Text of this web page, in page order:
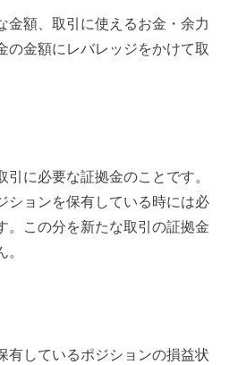
金額、取引に使えるお金・余力
の金額にレバレッジをかけて取
に必要な証拠金のことです。
ションを保有している時には必
。この分を新たな取引の証拠金
有しているポジションの損益状